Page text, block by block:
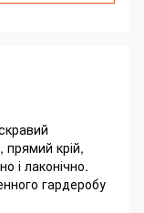
крій,
і лаконічно.
гардеробу